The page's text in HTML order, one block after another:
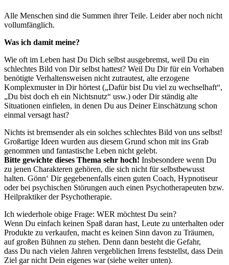
Alle Menschen sind die Summen ihrer Teile. Leider aber noch nicht
vollumfänglich.
Was ich damit meine?
Wie oft im Leben hast Du Dich selbst ausgebremst, weil Du ein
schlechtes Bild von Dir selbst hattest? Weil Du Dir für ein Vorhaben
benötigte Verhaltensweisen nicht zutrautest, alte erzogene
Komplexmuster in Dir hörtest („Dafür bist Du viel zu wechselhaft“,
„Du bist doch eh ein Nichtsnutz“ usw.) oder Dir ständig alte
Situationen einfielen, in denen Du aus Deiner Einschätzung schon
einmal versagt hast?
Nichts ist bremsender als ein solches schlechtes Bild von uns selbst!
Großartige Ideen wurden aus diesem Grund schon mit ins Grab
genommen und fantastische Leben nicht gelebt.
Bitte gewichte dieses Thema sehr hoch! Insbesondere wenn Du
zu jenen Charakteren gehören, die sich nicht für selbstbewusst
halten. Gönn‘ Dir gegebenenfalls einen guten Coach, Hypnotiseur
oder bei psychischen Störungen auch einen Psychotherapeuten bzw.
Heilpraktiker der Psychotherapie.
Ich wiederhole obige Frage: WER möchtest Du sein?
Wenn Du einfach keinen Spaß daran hast, Leute zu unterhalten oder
Produkte zu verkaufen, macht es keinen Sinn davon zu Träumen,
auf großen Bühnen zu stehen. Denn dann besteht die Gefahr,
dass Du nach vielen Jahren vergeblichen Irrens feststellst, dass Dein
Ziel gar nicht Dein eigenes war (siehe weiter unten).